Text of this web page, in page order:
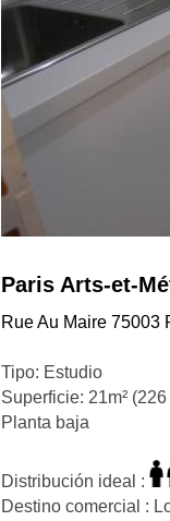
Paris Arts-et-
Rue Au Maire 75003
Tipo: Estudio
Superficie: 21m²
Planta baja
Distribución ideal :
Destino comercial :